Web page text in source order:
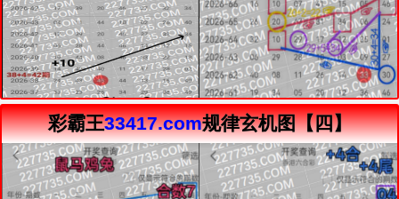
彩霸王33417.com规律玄机图【四】